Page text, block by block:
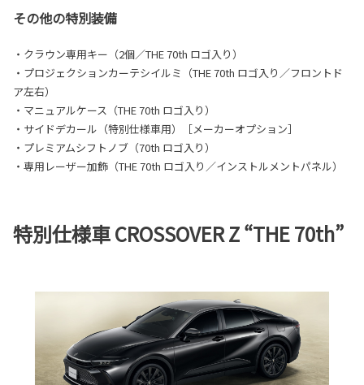
その他の特別装備
・クラウン専用キー（2個／THE 70th ロゴ入り）
・プロジェクションカーテシイルミ（THE 70th ロゴ入り／フロントド
ア左右）
・マニュアルケース（THE 70th ロゴ入り）
・サイドデカール（特別仕様車用）［メーカーオプション］
・プレミアムシフトノブ（70th ロゴ入り）
・専用レーザー加飾（THE 70th ロゴ入り／インストルメントパネル）
特別仕様車 CROSSOVER Z “THE 70th”